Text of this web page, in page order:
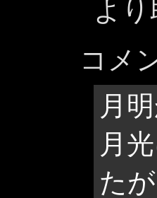
よ
コメ
月
月
た